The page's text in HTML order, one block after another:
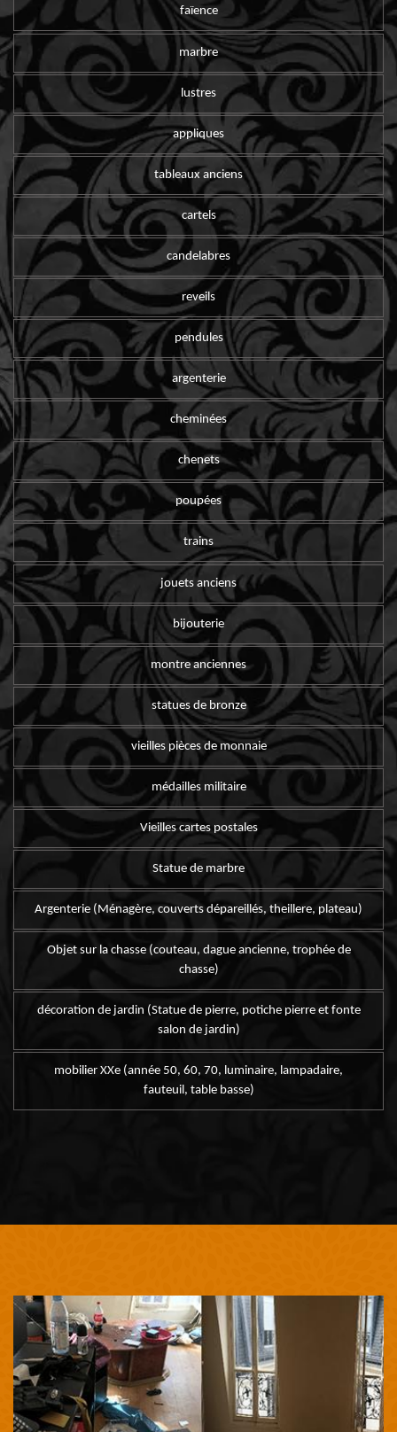
faïence
marbre
lustres
appliques
tableaux anciens
cartels
candelabres
reveils
pendules
argenterie
cheminées
chenets
poupées
trains
jouets anciens
bijouterie
montre anciennes
statues de bronze
vieilles pièces de monnaie
médailles militaire
Vieilles cartes postales
Statue de marbre
Argenterie (Ménagère, couverts dépareillés, theillere, plateau)
Objet sur la chasse (couteau, dague ancienne, trophée de
chasse)
décoration de jardin (Statue de pierre, potiche pierre et fonte
salon de jardin)
mobilier XXe (année 50, 60, 70, luminaire, lampadaire,
fauteuil, table basse)